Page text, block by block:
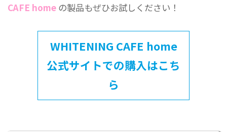
CAFE home の製品もぜひお試しください！
WHITENING CAFE home
公式サイトでの購入はこち
ら